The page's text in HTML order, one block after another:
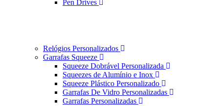
Pen Drives
Relógios Personalizados
Garrafas Squeeze
Squeeze Dobrável Personalizada
Squeezes de Alumínio e Inox
Squeeze Plástico Personalizado
Garrafas De Vidro Personalizadas
Garrafas Personalizadas